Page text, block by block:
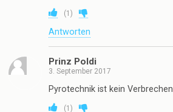
(1 )
Antworten
Prinz Poldi
3. September 2017
Pyrotechnik ist kein Verbrechen
(1 )